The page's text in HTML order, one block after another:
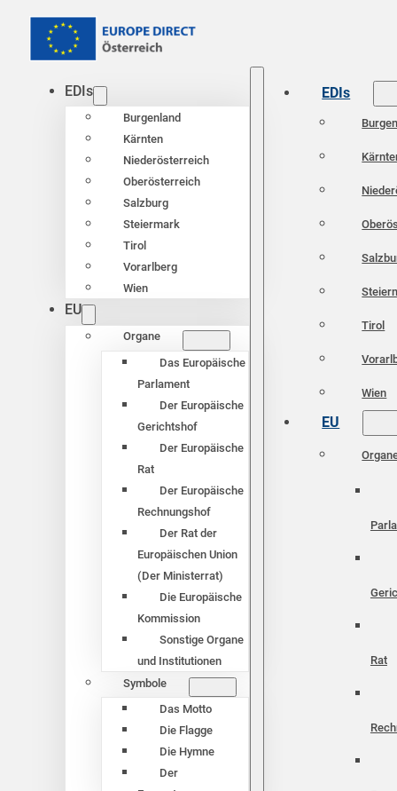
EDIs
Burgenland
Kärnten
Niederösterreich
Oberösterreich
Salzburg
Steiermark
Tirol
Vorarlberg
Wien
EU
Organe
Das Europäische
Parlament
Der Europäische
Gerichtshof
Der Europäische
Rat
Der Europäische
Rechnungshof
Der Rat der
Europäischen Union
(Der Ministerrat)
Die Europäische
Kommission
Sonstige Organe
und Institutionen
Symbole
Das Motto
Die Flagge
Die Hymne
Der
EDIs
Tirol
Wien
EU
Rat